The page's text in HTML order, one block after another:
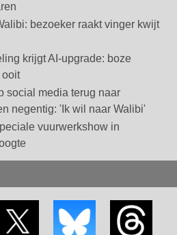
bezoeker raakt vinger kwijt
krijgt AI-upgrade: boze
ooit
social media terug naar
negentig: 'Ik wil naar Walibi'
vuurwerkshow in